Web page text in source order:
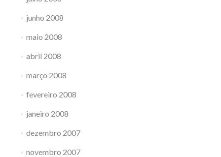
junho 2008
maio 2008
abril 2008
março 2008
fevereiro 2008
janeiro 2008
dezembro 2007
novembro 2007